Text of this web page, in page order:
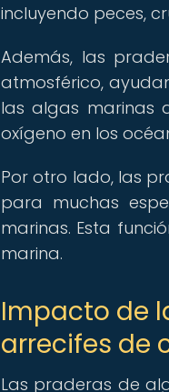
incluyendo peces,
Además, las
atmosférico,
las algas marinas
oxígeno en los
Por otro lado, las
para muchas
marinas. Esta
marina.
Impacto de
arrecifes de
Las praderas de